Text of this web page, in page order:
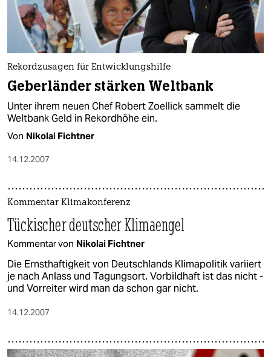
Rekordzusagen für Entwicklungshilfe
Geberländer stärken Weltbank
Unter ihrem neuen Chef Robert Zoellick sammelt die
Weltbank Geld in Rekordhöhe ein.
Von Nikolai Fichtner
14.12.2007
Kommentar Klimakonferenz
Tückischer deutscher Klimaengel
Kommentar von Nikolai Fichtner
Die Ernsthaftigkeit von Deutschlands Klimapolitik variiert
je nach Anlass und Tagungsort. Vorbildhaft ist das nicht -
und Vorreiter wird man da schon gar nicht.
14.12.2007